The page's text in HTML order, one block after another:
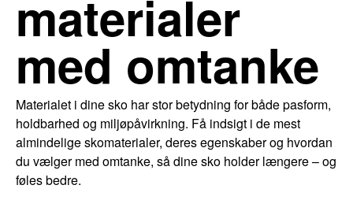
materialer
med omtanke
Materialet i dine sko har stor betydning for både pasform,
holdbarhed og miljøpåvirkning. Få indsigt i de mest
almindelige skomaterialer, deres egenskaber og hvordan
du vælger med omtanke, så dine sko holder længere – og
føles bedre.